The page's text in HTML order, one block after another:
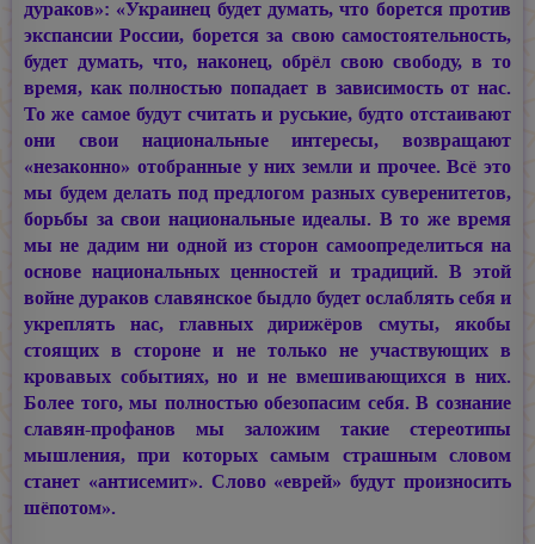
дураков»: «Украинец будет думать, что борется против
экспансии России, борется за свою самостоятельность,
будет думать, что, наконец, обрёл свою свободу, в то
время, как полностью попадает в зависимость от нас.
То же самое будут считать и руськие, будто отстаивают
они свои национальные интересы, возвращают
«незаконно» отобранные у них земли и прочее. Всё это
мы будем делать под предлогом разных суверенитетов,
борьбы за свои национальные идеалы. В то же время
мы не дадим ни одной из сторон самоопределиться на
основе национальных ценностей и традиций. В этой
войне дураков славянское быдло будет ослаблять себя и
укреплять нас, главных дирижёров смуты, якобы
стоящих в стороне и не только не участвующих в
кровавых событиях, но и не вмешивающихся в них.
Более того, мы полностью обезопасим себя. В сознание
славян-профанов мы заложим такие стереотипы
мышления, при которых самым страшным словом
станет «антисемит». Слово «еврей» будут произносить
шёпотом».